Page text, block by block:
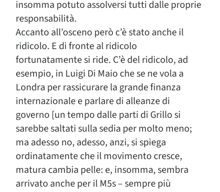
insomma potuto assolversi tutti dalle proprie
responsabilità.
Accanto all’osceno però c’è stato anche il
ridicolo. E di fronte al ridicolo
fortunatamente si ride. C’è del ridicolo, ad
esempio, in Luigi Di Maio che se ne vola a
Londra per rassicurare la grande finanza
internazionale e parlare di alleanze di
governo [un tempo dalle parti di Grillo si
sarebbe saltati sulla sedia per molto meno;
ma adesso no, adesso, anzi, si spiega
ordinatamente che il movimento cresce,
matura cambia pelle: e, insomma, sembra
arrivato anche per il M5s – sempre più